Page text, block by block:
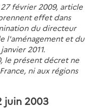
février 2009, article
effet dans
du directeur
l'aménagement et du
2011.
le présent décret ne
ni aux régions
juin 2003